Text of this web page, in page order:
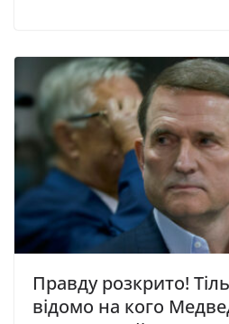
Правду розкрито!
відомо на кого